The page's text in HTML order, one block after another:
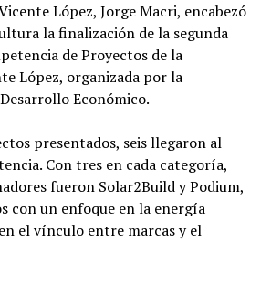
López, Jorge Macri, encabezó
la finalización de la segunda
de Proyectos de la
López, organizada por la
Económico.
presentados, seis llegaron al
Con tres en cada categoría,
fueron Solar2Build y Podium,
con un enfoque en la energía
el vínculo entre marcas y el